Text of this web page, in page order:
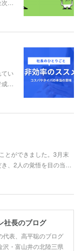
…
てい
…
とができました。3月末
、2人の覚悟を目の当…
社長のブログ
代表、高平聡のブログ
沢・富山井の北陸三県